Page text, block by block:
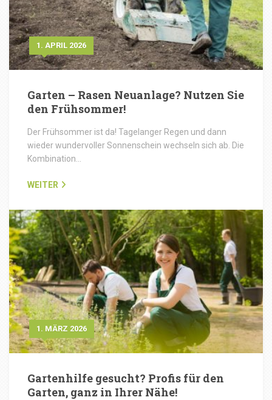
1. APRIL 2026
Garten – Rasen Neuanlage? Nutzen Sie
den Frühsommer!
Der Frühsommer ist da! Tagelanger Regen und dann
wieder wundervoller Sonnenschein wechseln sich ab. Die
Kombination…
WEITER
1. MÄRZ 2026
Gartenhilfe gesucht? Profis für den
Garten, ganz in Ihrer Nähe!